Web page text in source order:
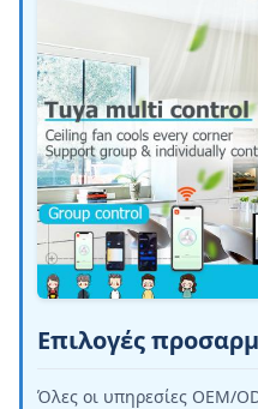
Επιλογές
Όλες οι υπηρεσίες OEM/